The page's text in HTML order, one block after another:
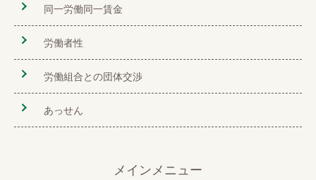
同一労働同一賃金
労働者性
労働組合との団体交渉
あっせん
メインメニュー